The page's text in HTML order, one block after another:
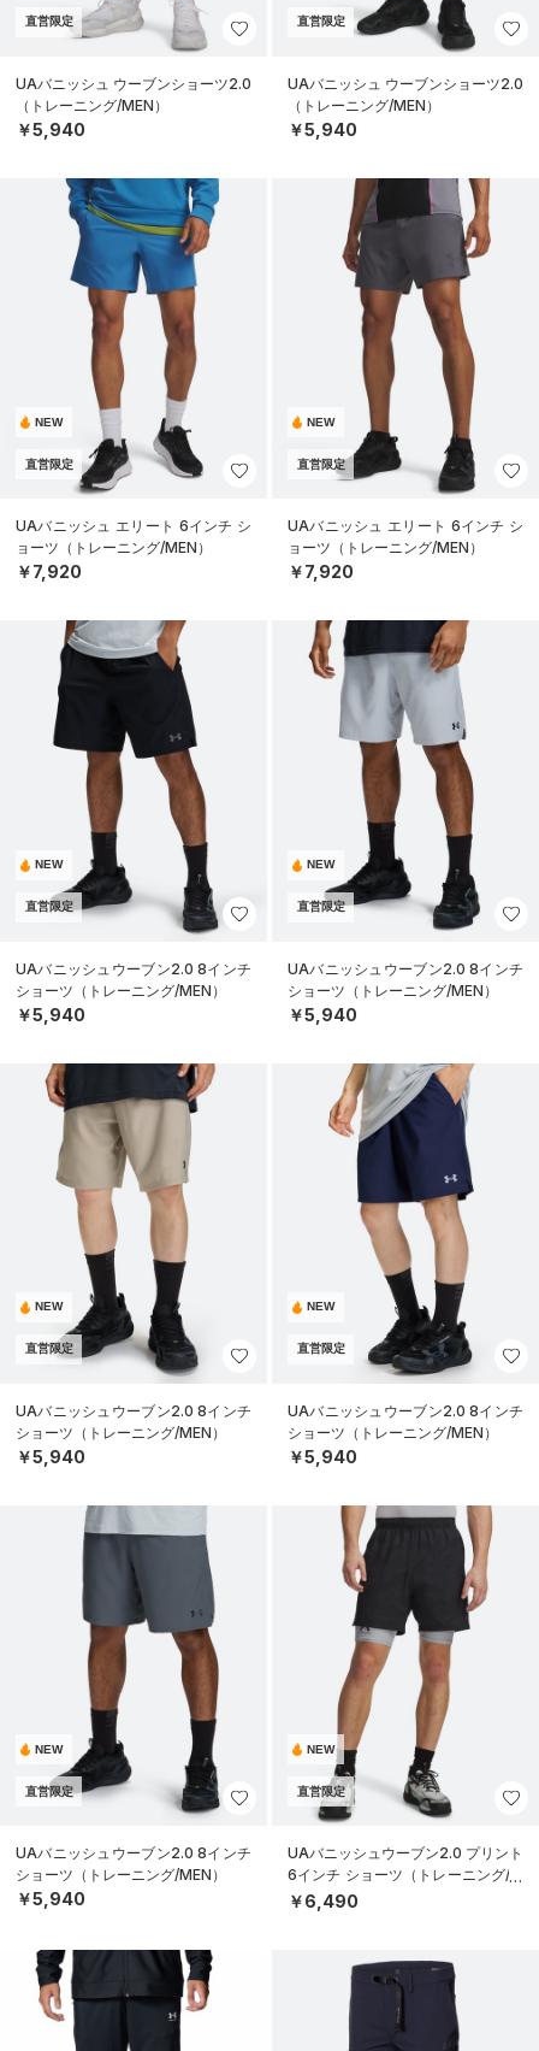
直営限定
UAバニッシュ ウーブンショーツ2.0
（トレーニング/MEN）
￥5,940
直営限定
UAバニッシュ ウーブンショーツ2.0
（トレーニング/MEN）
￥5,940
NEW
直営限定
UAバニッシュ エリート 6インチ シ
ョーツ（トレーニング/MEN）
￥7,920
NEW
直営限定
UAバニッシュ エリート 6インチ シ
ョーツ（トレーニング/MEN）
￥7,920
NEW
直営限定
UAバニッシュウーブン2.0 8インチ
ショーツ（トレーニング/MEN）
￥5,940
NEW
直営限定
UAバニッシュウーブン2.0 8インチ
ショーツ（トレーニング/MEN）
￥5,940
NEW
直営限定
UAバニッシュウーブン2.0 8インチ
ショーツ（トレーニング/MEN）
￥5,940
NEW
直営限定
UAバニッシュウーブン2.0 8インチ
ショーツ（トレーニング/MEN）
￥5,940
NEW
直営限定
UAバニッシュウーブン2.0 8インチ
ショーツ（トレーニング/MEN）
￥5,940
NEW
直営限定
UAバニッシュウーブン2.0 プリント
6インチ ショーツ（トレーニング/M
EN）
￥6,490